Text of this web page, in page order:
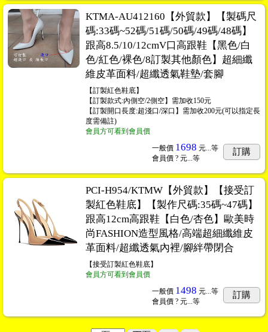
KTMA-AU412160【外貿款】【製碼尺
碼:33碼~52碼/51碼/50碼/49碼/48碼】
跟高8.5/10/12cmV口高跟鞋【黑色/白
色/紅色/裸色/8訂製其他顏色】超細纖
維皮革面料/超纖透氣鞋墊/套腳
【訂製紅色鞋底】
【訂製款式:內側空/2側空】需加收150元
【訂製開口長度:超淺口/深口】需加收200元(可以指定長
度需備註)
會員方可看到會員價
一般價 1698 元...等
會員價 ? 元...等
訂購
PCI-H954/KTMW【外貿款】【接受訂
製紅色鞋底】【製作尺碼:35碼~47碼】
跟高12cm高跟鞋【白色/杏色】歐美時
尚FASHION造型風格/高端超細纖維皮
革面料/超纖透氣內裡/腳絆帶閉合
【接受訂製紅色鞋底】
會員方可看到會員價
一般價 1498 元...等
會員價 ? 元...等
訂購